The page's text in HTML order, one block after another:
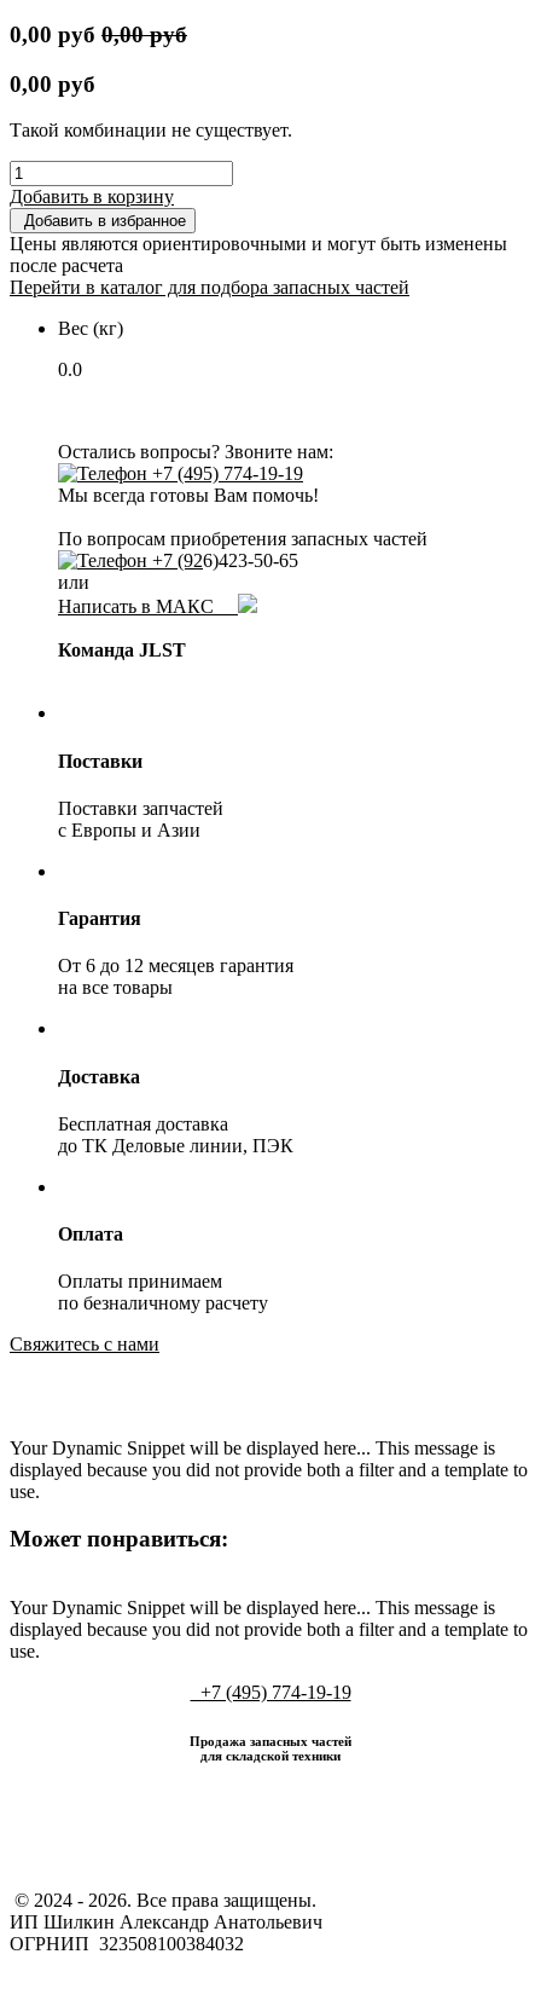
0,00 руб 0,00руб
0,00 руб
Такой комбинации не существует.
Добавить в корзину
Добавить в избранное
Цены являются ориентировочными и могут быть изменены
после расчета
Перейти в каталог для подбора запасных частей
Вес (кг)
0.0
Остались вопросы? Звоните нам:
+7 (495) 774-19-19
Мы всегда готовы Вам помочь!
По вопросам приобретения запасных частей
+7 (926)423-50-65
или
Написать в МАКС
Команда JLST
Поставки
Поставки запчастей
с Европы и Азии
Гарантия
От 6 до 12 месяцев гарантия
на все товары
Доставка
Бесплатная доставка
до ТК Деловые линии, ПЭК
Оплата
Оплаты принимаем
по безналичному расчету
Свяжитесь с нами
Your Dynamic Snippet will be displayed here... This message is
displayed because you did not provide both a filter and a template to
use.
Может понравиться:
Your Dynamic Snippet will be displayed here... This message is
displayed because you did not provide both a filter and a template to
use.
+7 (495) 774-19-19
Продажа запасных частей
для складской техники
​ © 2024 - 2026. Все права защищены.
ИП Шилкин Александр Анатольевич
ОГРНИП 323508100384032